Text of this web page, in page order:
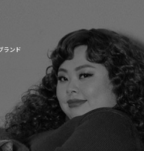
ランド